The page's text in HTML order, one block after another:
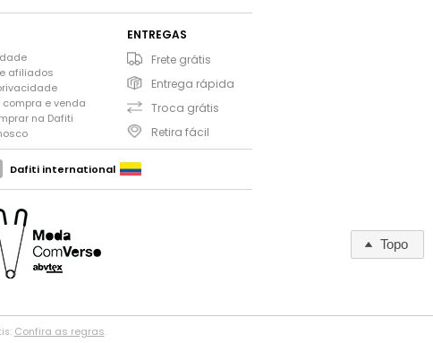
Topo
afiliados
e venda
na Dafiti
ENTREGAS
Frete grátis
Entrega rápida
Troca grátis
Retira fácil
Dafiti international
Confira as regras.